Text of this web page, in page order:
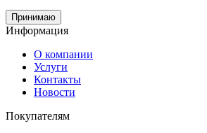
Принимаю
Информация
О компании
Услуги
Контакты
Новости
Покупателям